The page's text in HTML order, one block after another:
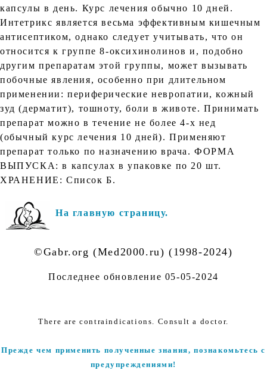
капсулы в день. Курс лечения обычно 10 дней.
Интетрикс является весьма эффективным кишечным
антисептиком, однако следует учитывать, что он
относится к группе 8-оксихинолинов и, подобно
другим препаратам этой группы, может вызывать
побочные явления, особенно при длительном
применении: периферические невропатии, кожный
зуд (дерматит), тошноту, боли в животе. Принимать
препарат можно в течение не более 4-х нед
(обычный курс лечения 10 дней). Применяют
препарат только по назначению врача. ФОРМА
ВЫПУСКА: в капсулах в упаковке по 20 шт.
ХРАНЕНИЕ: Список Б.
На главную страницу.
©Gabr.org (Med2000.ru) (1998-2024)
Последнее обновление 05-05-2024
There are contraindications. Consult a doctor.
Прежде чем применить полученные знания, познакомьтесь с
предупреждениями!